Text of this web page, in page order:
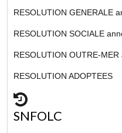
RESOLUTION GENERALE
RESOLUTION SOCIALE
RESOLUTION OUTRE-MER
RESOLUTION ADOPTEES
SNFOLC